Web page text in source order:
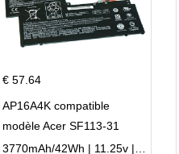
€ 57.64
AP16A4K compatible
modèle Acer SF113-31
AO1-132 NE132